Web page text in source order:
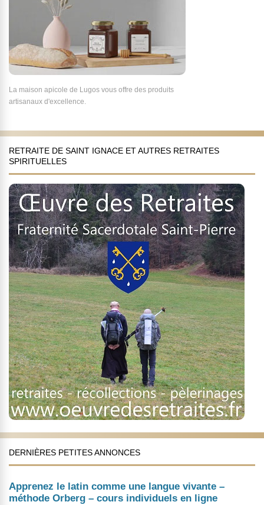
La maison apicole de Lugos vous offre des produits
artisanaux d'excellence.
RETRAITE DE SAINT IGNACE ET AUTRES RETRAITES
SPIRITUELLES
DERNIÈRES PETITES ANNONCES
Apprenez le latin comme une langue vivante –
méthode Orberg – cours individuels en ligne